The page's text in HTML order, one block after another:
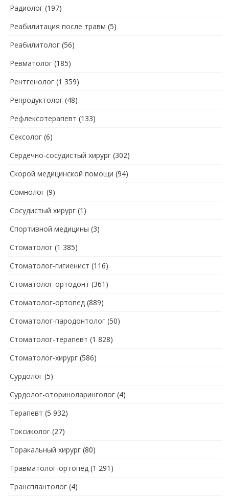
Радиолог (197)
Реабилитация после травм (5)
Реабилитолог (56)
Ревматолог (185)
Рентгенолог (1 359)
Репродуктолог (48)
Рефлексотерапевт (133)
Сексолог (6)
Сердечно-сосудистый хирург (302)
Скорой медицинской помощи (94)
Сомнолог (9)
Сосудистый хирург (1)
Спортивной медицины (3)
Стоматолог (1 385)
Стоматолог-гигиенист (116)
Стоматолог-ортодонт (361)
Стоматолог-ортопед (889)
Стоматолог-пародонтолог (50)
Стоматолог-терапевт (1 828)
Стоматолог-хирург (586)
Сурдолог (5)
Сурдолог-оториноларинголог (4)
Терапевт (5 932)
Токсиколог (27)
Торакальный хирург (80)
Травматолог-ортопед (1 291)
Трансплантолог (4)